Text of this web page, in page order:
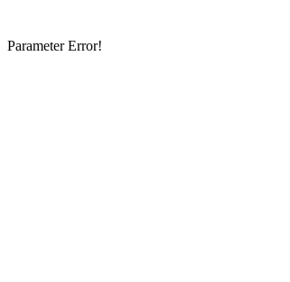
Parameter Error!